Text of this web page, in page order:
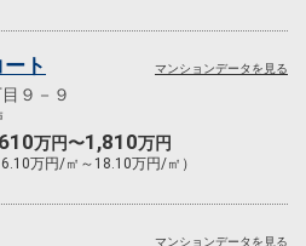
ト
９－９
万円〜1,810万円
万円/㎡～18.10万円/㎡）
マンションデータを見る
マンションデータを見る